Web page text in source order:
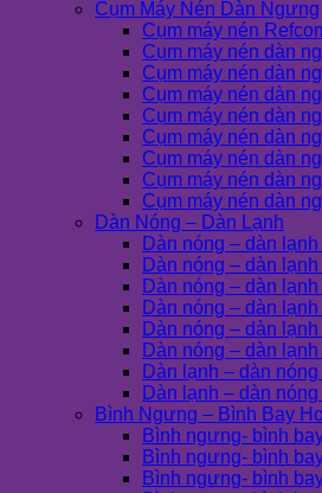
Cụm Máy Nén Dàn Ngưng
Cụm máy nén
Cụm máy nén dàn
Cụm máy nén dàn
Cụm máy nén dàn
Cụm máy nén dàn
Cụm máy nén dàn
Cụm máy nén dàn
Cụm máy nén dàn
Cụm máy nén dàn
Dàn Nóng – Dàn Lạnh
Dàn nóng – dàn
Dàn nóng – dàn
Dàn nóng – dàn
Dàn nóng – dàn lạnh
Dàn nóng – dàn
Dàn nóng – dàn
Dàn lạnh – dàn
Dàn lạnh – dàn
Bình Ngưng – Bình Bay
Bình ngưng- bình
Bình ngưng- bình
Bình ngưng- bình